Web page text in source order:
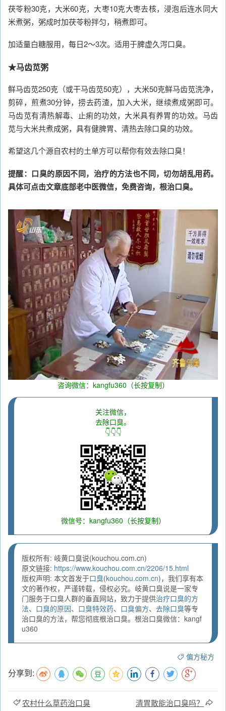
茯苓粉30克，大米60克，大枣10克大枣去核，浸泡后连水同大
米煮粥，粥成时加茯苓粉拌匀，稍煮即可。
加适量白糖服用，每日2～3次。适用于脾虚久泻口臭。
★马齿苋粥
鲜马齿苋250克（或干马齿苋50克），大米50克鲜马齿苋洗净，
剪碎，煎煮30分钟，捞去药渣，加入大米，继续煮成粥即可。
马齿苋有清热解毒、止痢的功效，大米具有养胃的功效。马齿
苋与大米共煮成粥，具有健脾胃、清热去除口臭的功效。
希望这几个源自农村的土单方可以帮你有效去除口臭！
提醒：口臭的原因不同，治疗的方法也不同，切勿胡乱用药。
具体可点击文章底部老中医微信，免费咨询，根治口臭。
咨询微信：kangfu360（长按复制）
关注微信，
去除口臭。
👇👇👇
微信号：kangfu360（长按复制）
版权所有: 岐黄口臭说(kouchou.com.cn)
原文链接: https://www.kouchou.com.cn/2206/15.html
版权声明: 本文首发于口臭(kouchou.com.cn)，我们享有本
文的著作权，严谨转载，侵权必究。岐黄口臭说是一家专
门服务于口臭人群的垂直网站，致力于提供治疗口臭的方
法、 口臭的原因、 口臭特效药、 口臭偏方、 去除口臭等专
治口臭的方法，帮您彻底根治口臭。根治口臭微信：kangf
u360
偏方秘方
分享到:
农村什么草药治口臭 清胃散能治口臭吗？